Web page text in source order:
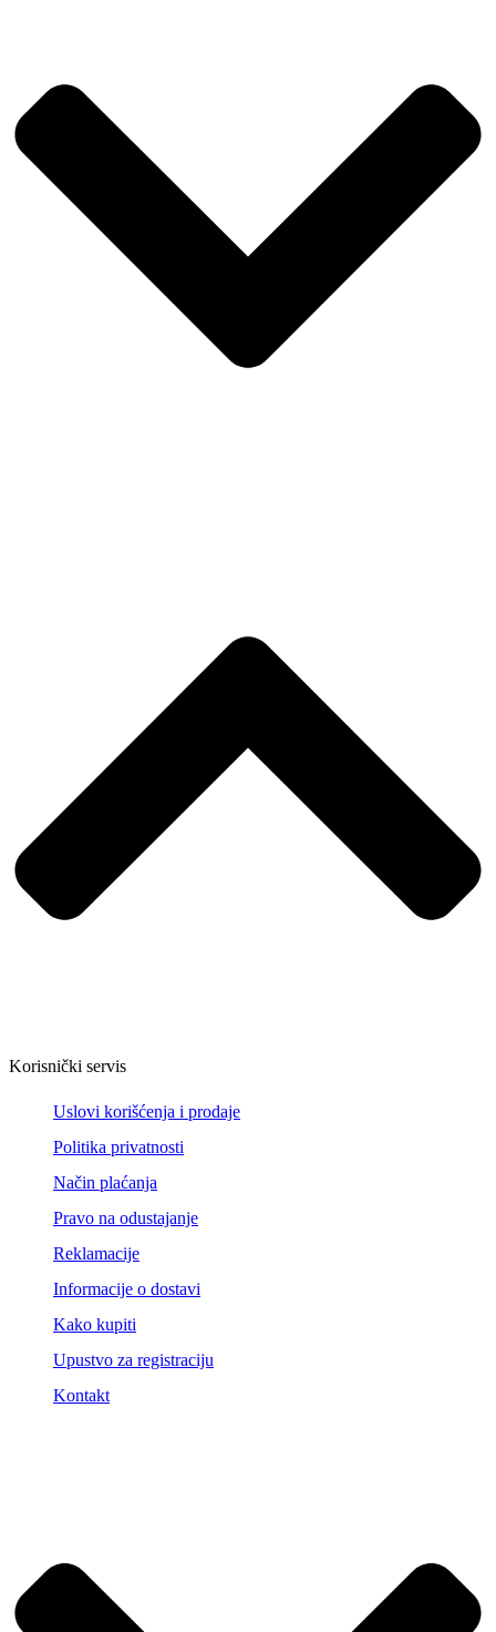
Korisnički servis
Uslovi korišćenja i prodaje
Politika privatnosti
Način plaćanja
Pravo na odustajanje
Reklamacije
Informacije o dostavi
Kako kupiti
Upustvo za registraciju
Kontakt